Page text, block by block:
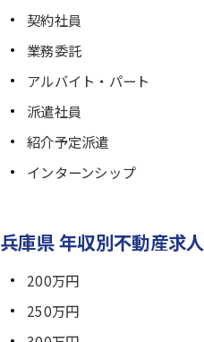
契約社員
業務委託
アルバイト・パート
派遣社員
紹介予定派遣
インターンシップ
兵庫県 年収別不動産求人
200万円
250万円